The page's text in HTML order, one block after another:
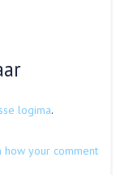
logima.
how your comment